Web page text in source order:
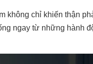
không chỉ khiến thận
ngay từ những hành